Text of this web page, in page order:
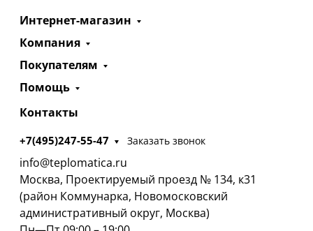
Интернет-магазин
Компания
Покупателям
Помощь
Контакты
+7(495)247-55-47 Заказать звонок
info@teplomatica.ru
Москва, Проектируемый проезд № 134, к31
(район Коммунарка, Новомосковский
административный округ, Москва)